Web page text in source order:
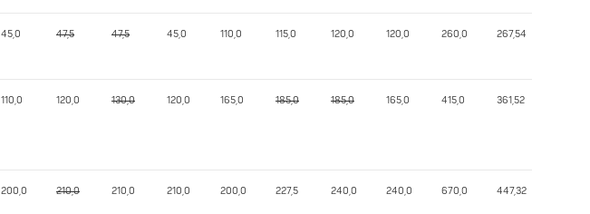
45,0 47,5 47,5 45,0 110,0 115,0 120,0 120,0 260,0 267,54
110,0 120,0 130,0 120,0 165,0 185,0 185,0 165,0 415,0 361,52
200,0 210,0 210,0 210,0 200,0 227,5 240,0 240,0 670,0 447,32